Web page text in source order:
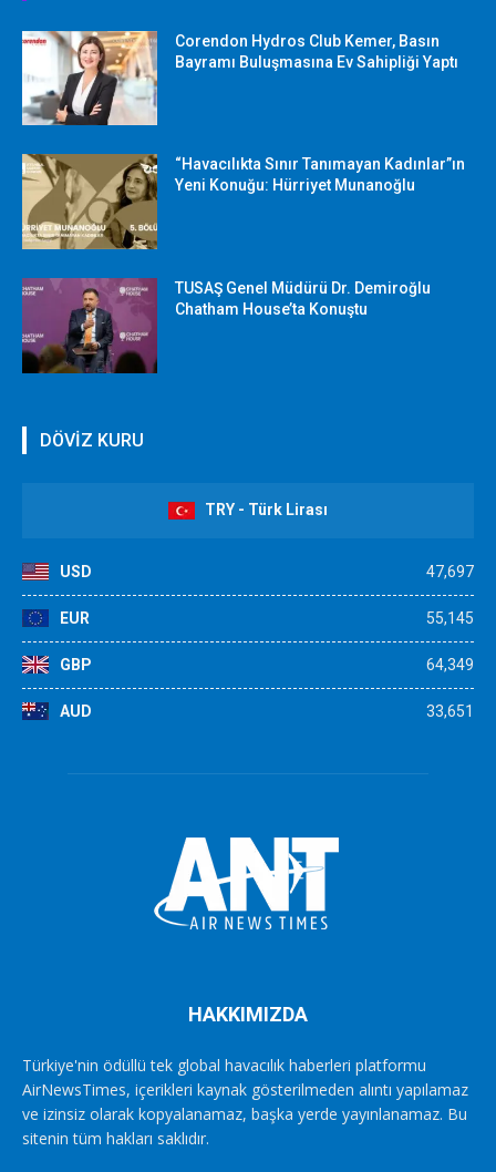
Corendon Hydros Club Kemer, Basın
Bayramı Buluşmasına Ev Sahipliği Yaptı
“Havacılıkta Sınır Tanımayan Kadınlar”ın
Yeni Konuğu: Hürriyet Munanoğlu
TUSAŞ Genel Müdürü Dr. Demiroğlu
Chatham House’ta Konuştu
DÖVİZ KURU
TRY - Türk Lirası
USD 47,697
EUR 55,145
GBP 64,349
AUD 33,651
HAKKIMIZDA
Türkiye'nin ödüllü tek global havacılık haberleri platformu
AirNewsTimes, içerikleri kaynak gösterilmeden alıntı yapılamaz
ve izinsiz olarak kopyalanamaz, başka yerde yayınlanamaz. Bu
sitenin tüm hakları saklıdır.